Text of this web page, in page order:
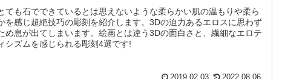
ても石でできているとは思えないような柔らかい肌の温もりや柔ら
を感じ超絶技巧の彫刻を紹介します。3Dの迫力あるエロスに思わず
め息が出てしまいます。絵画とは違う3Dの面白さと、繊細なエロテ
シズムを感じられる彫刻4選です!
2019.02.03 2022.08.06